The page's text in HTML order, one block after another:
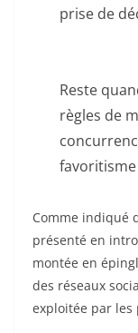
prise de
Reste
règles de
favoritisme
Comme indiqué
présenté en
montée en
des réseaux
exploitée par les